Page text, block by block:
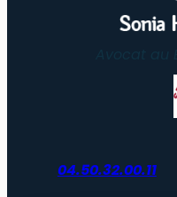
04.50.32.00.11